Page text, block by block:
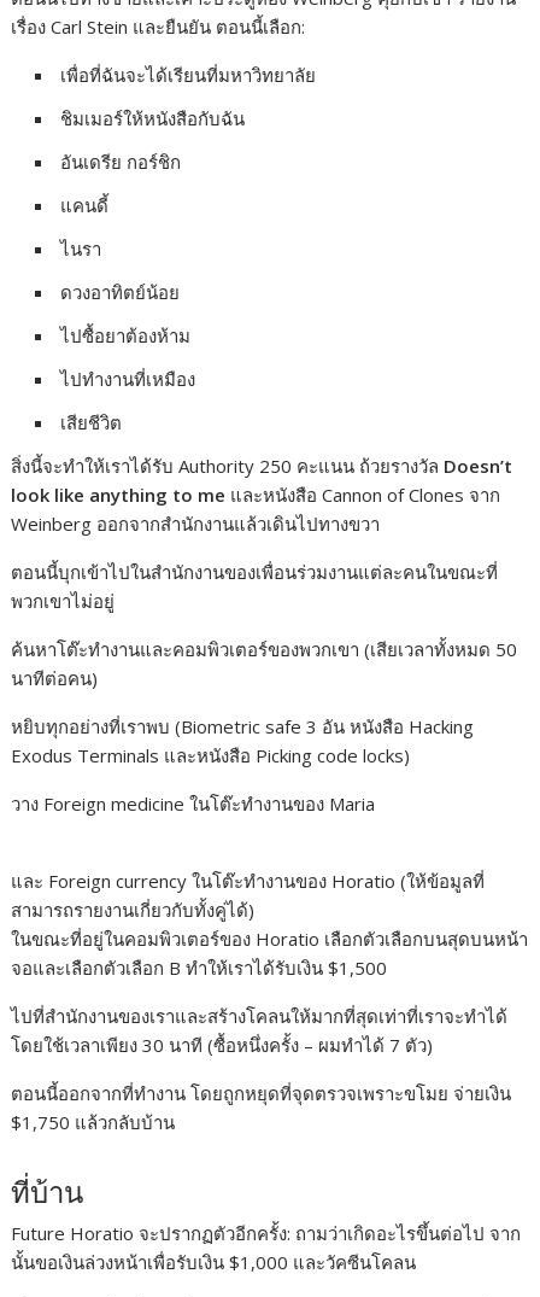
เรื่อง Carl Stein และยืนยัน ตอนนี้เลือก:
เพื่อที่ฉันจะได้เรียนที่มหาวิทยาลัย
ชิมเมอร์ให้หนังสือกับฉัน
อันเดรีย กอร์ชิก
แคนดี้
ไนรา
ดวงอาทิตย์น้อย
ไปซื้อยาต้องห้าม
ไปทำงานที่เหมือง
เสียชีวิต
สิ่งนี้จะทำให้เราได้รับ Authority 250 คะแนน ถ้วยรางวัล Doesn’t
look like anything to me และหนังสือ Cannon of Clones จาก
Weinberg ออกจากสำนักงานแล้วเดินไปทางขวา
ตอนนี้บุกเข้าไปในสำนักงานของเพื่อนร่วมงานแต่ละคนในขณะที่
พวกเขาไม่อยู่
ค้นหาโต๊ะทำงานและคอมพิวเตอร์ของพวกเขา (เสียเวลาทั้งหมด 50
นาทีต่อคน)
หยิบทุกอย่างที่เราพบ (Biometric safe 3 อัน หนังสือ Hacking
Exodus Terminals และหนังสือ Picking code locks)
วาง Foreign medicine ในโต๊ะทำงานของ Maria
และ Foreign currency ในโต๊ะทำงานของ Horatio (ให้ข้อมูลที่
สามารถรายงานเกี่ยวกับทั้งคู่ได้)
ในขณะที่อยู่ในคอมพิวเตอร์ของ Horatio เลือกตัวเลือกบนสุดบนหน้า
จอและเลือกตัวเลือก B ทำให้เราได้รับเงิน $1,500
ไปที่สำนักงานของเราและสร้างโคลนให้มากที่สุดเท่าที่เราจะทำได้
โดยใช้เวลาเพียง 30 นาที (ซื้อหนึ่งครั้ง – ผมทำได้ 7 ตัว)
ตอนนี้ออกจากที่ทำงาน โดยถูกหยุดที่จุดตรวจเพราะขโมย จ่ายเงิน
$1,750 แล้วกลับบ้าน
ที่บ้าน
Future Horatio จะปรากฏตัวอีกครั้ง: ถามว่าเกิดอะไรขึ้นต่อไป จาก
นั้นขอเงินล่วงหน้าเพื่อรับเงิน $1,000 และวัคซีนโคลน